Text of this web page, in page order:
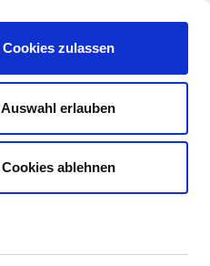
Cookies zulassen
Auswahl erlauben
Cookies ablehnen